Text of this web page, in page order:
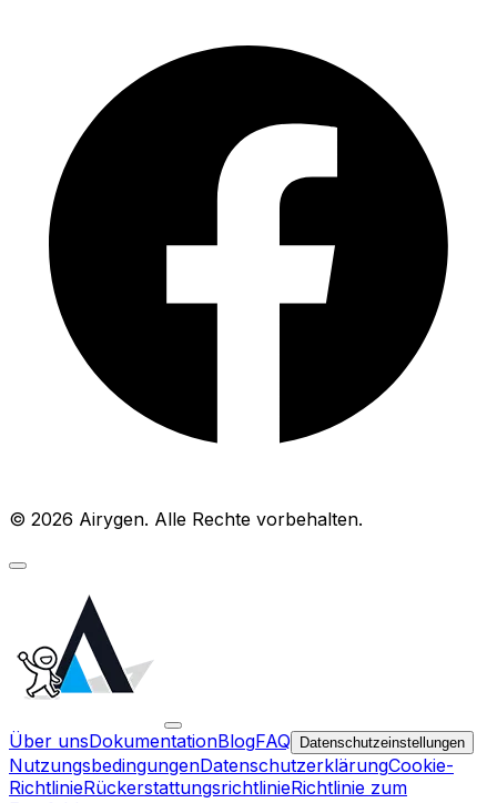
© 2026 Airygen. Alle Rechte vorbehalten.
Über unsDokumentationBlogFAQ Datenschutzeinstellungen
NutzungsbedingungenDatenschutzerklärungCookie-
RichtlinieRückerstattungsrichtlinieRichtlinie zum